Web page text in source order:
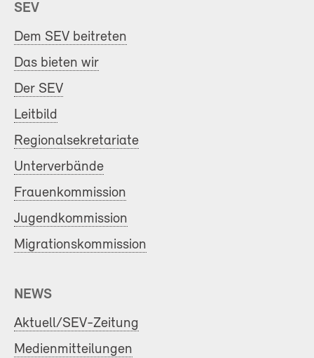
SEV
Dem SEV beitreten
Das bieten wir
Der SEV
Leitbild
Regionalsekretariate
Unterverbände
Frauenkommission
Jugendkommission
Migrationskommission
NEWS
Aktuell/SEV-Zeitung
Medienmitteilungen